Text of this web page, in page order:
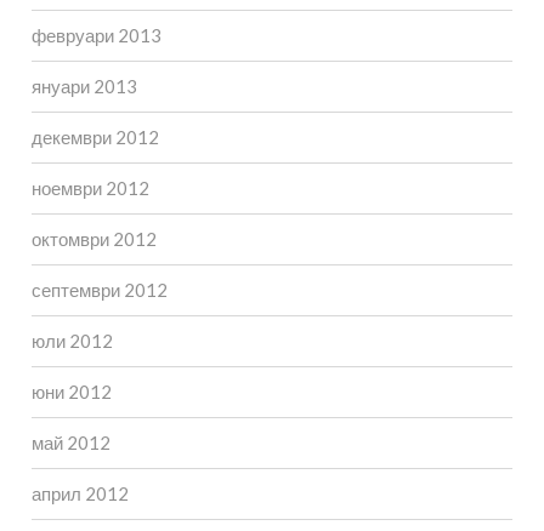
февруари 2013
януари 2013
декември 2012
ноември 2012
октомври 2012
септември 2012
юли 2012
юни 2012
май 2012
април 2012